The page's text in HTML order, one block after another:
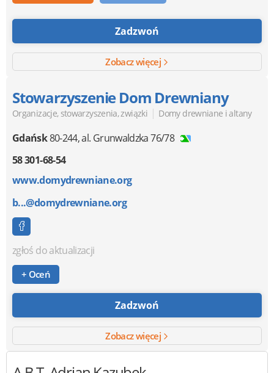
Zadzwoń
Zobacz więcej
Stowarzyszenie Dom Drewniany
Organizacje, stowarzyszenia, związki | Domy drewniane i altany
Gdańsk80-244,al. Grunwaldzka 76/78
58 301-68-54
www.domydrewniane.org
b...@domydrewniane.org
zgłoś do aktualizacji
+ Oceń
Zadzwoń
Zobacz więcej